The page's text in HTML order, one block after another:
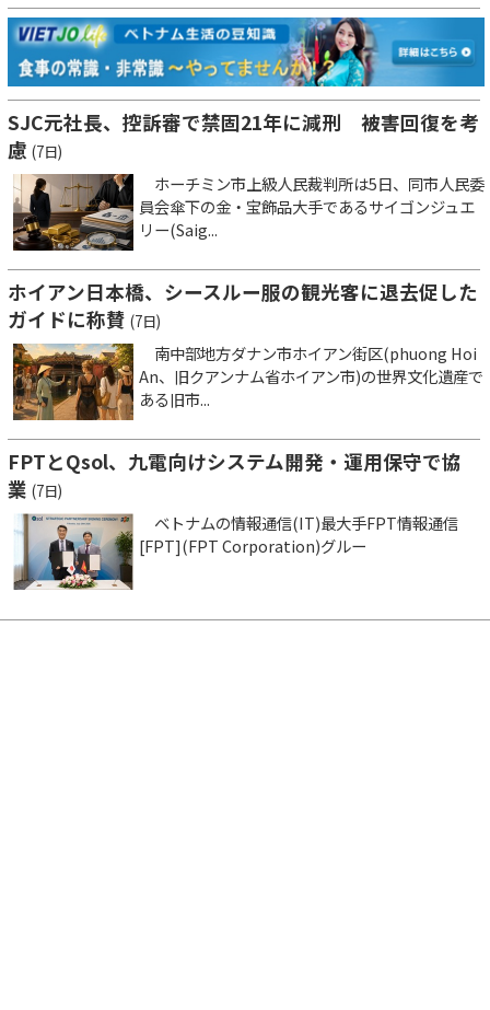
SJC元社長、控訴審で禁固21年に減刑 被害回復を考
慮 (7日)
ホーチミン市上級人民裁判所は5日、同市人民委
員会傘下の金・宝飾品大手であるサイゴンジュエ
リー(Saig...
ホイアン日本橋、シースルー服の観光客に退去促した
ガイドに称賛 (7日)
南中部地方ダナン市ホイアン街区(phuong Hoi
An、旧クアンナム省ホイアン市)の世界文化遺産で
ある旧市...
FPTとQsol、九電向けシステム開発・運用保守で協
業 (7日)
ベトナムの情報通信(IT)最大手FPT情報通信
[FPT](FPT Corporation)グルー